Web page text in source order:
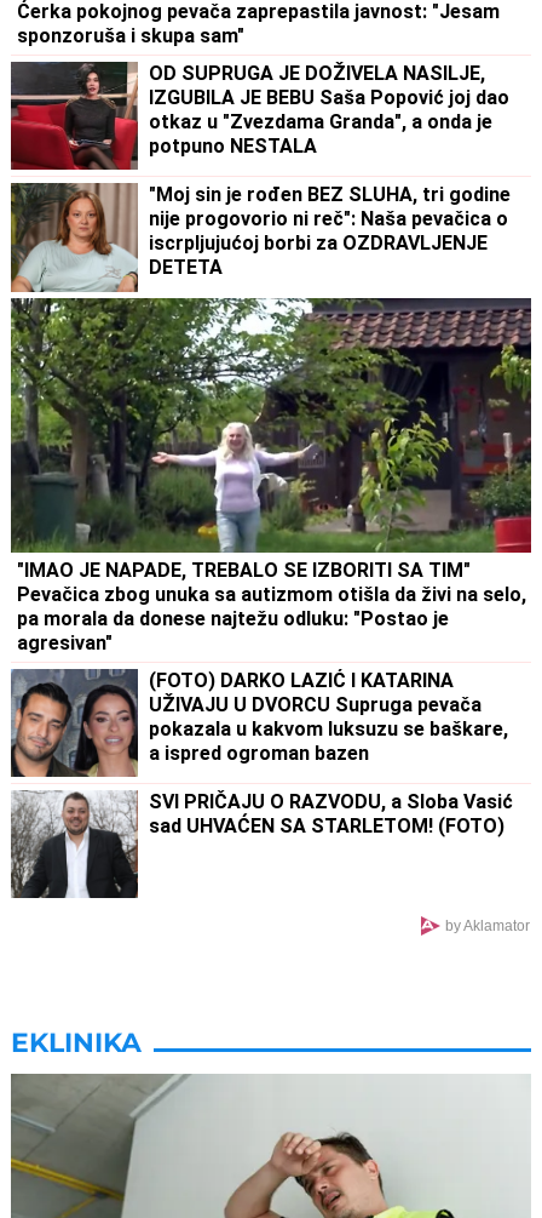
Ćerka pokojnog pevača zaprepastila javnost: "Jesam
sponzoruša i skupa sam"
OD SUPRUGA JE DOŽIVELA NASILJE,
IZGUBILA JE BEBU Saša Popović joj dao
otkaz u "Zvezdama Granda", a onda je
potpuno NESTALA
"Moj sin je rođen BEZ SLUHA, tri godine
nije progovorio ni reč": Naša pevačica o
iscrpljujućoj borbi za OZDRAVLJENJE
DETETA
"IMAO JE NAPADE, TREBALO SE IZBORITI SA TIM"
Pevačica zbog unuka sa autizmom otišla da živi na selo,
pa morala da donese najtežu odluku: "Postao je
agresivan"
(FOTO) DARKO LAZIĆ I KATARINA
UŽIVAJU U DVORCU Supruga pevača
pokazala u kakvom luksuzu se baškare,
a ispred ogroman bazen
SVI PRIČAJU O RAZVODU, a Sloba Vasić
sad UHVAĆEN SA STARLETOM! (FOTO)
by Aklamator
EKLINIKA